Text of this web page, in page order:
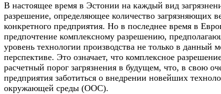
В настоящее время в Эстонии на каждый вид
разрешение, определяющее количество загрязняющих
конкретного предприятия. Но в последнее время в
предпочтение комплексному разрешению,
уровень технологии производства не только в данный
перспективе. Это означает, что комплексное
расчетный порог загрязнения в будущем, что, в свою
предприятия заботиться о внедрении новейших
окружающей среды (ООС).